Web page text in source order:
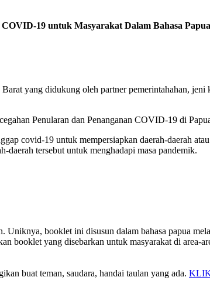
19 untuk Masyarakat Dalam Bahasa
yang didukung oleh partner pemerintahahan,
Penularan dan Penanganan COVID-19 di
covid-19 untuk mempersiapkan daerah-daerah
daerah tersebut untuk menghadapi masa pandemik.
booklet ini disusun dalam bahasa papua
booklet yang disebarkan untuk masyarakat di area-
buat teman, saudara, handai taulan yang ada.